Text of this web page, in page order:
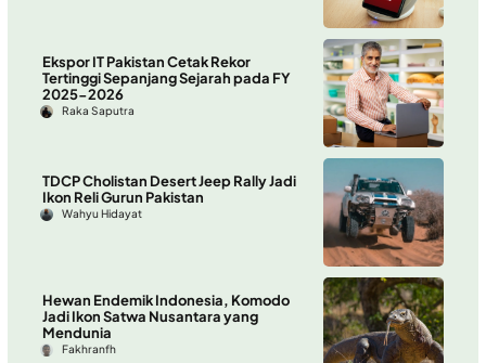
Ekspor IT Pakistan Cetak Rekor
Tertinggi Sepanjang Sejarah pada FY
2025-2026
Raka Saputra
TDCP Cholistan Desert Jeep Rally Jadi
Ikon Reli Gurun Pakistan
Wahyu Hidayat
Hewan Endemik Indonesia, Komodo
Jadi Ikon Satwa Nusantara yang
Mendunia
Fakhranfh